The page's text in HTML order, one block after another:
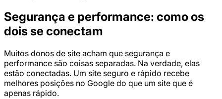
Segurança e performance: como os
dois se conectam
Muitos donos de site acham que segurança e
performance são coisas separadas. Na verdade, elas
estão conectadas. Um site seguro e rápido recebe
melhores posições no Google do que um site que é
apenas rápido.